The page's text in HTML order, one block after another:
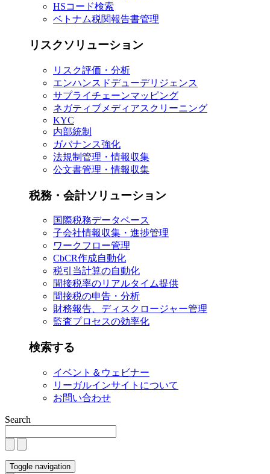
HSコード検索
ベトナム税関報告書管理
リスクソリューション
リスク評価・分析
エンハンスドデューデリジェンス
サプライチェーンマッピング
ネガティブメディアスクリーニング
KYC
内部統制
ガバナンス強化
法規制管理・情報収集
公文書管理・情報収集
税務・会計ソリューション
国際税務データベース
子会社情報収集・進捗管理
ワークフロー管理
CbCR作成自動化
税引当計算の自動化
間接税率のリアルタイム提供
間接税の申告・分析
財務報告、ディスクロージャー管理
監査プロセスの効率化
検索する
イベント＆ウェビナー
リーガルインサイトについて
お問い合わせ
Search
Toggle navigation